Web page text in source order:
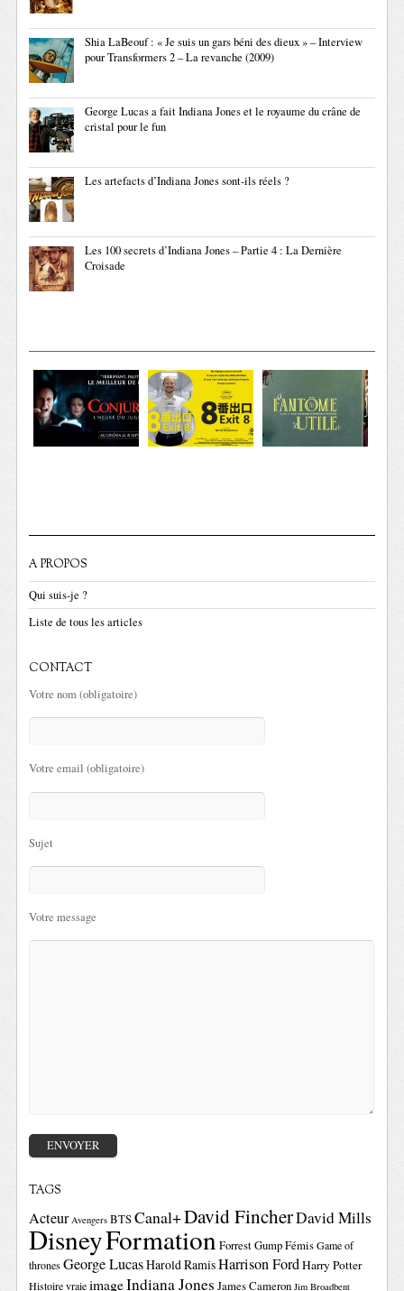
Shia LaBeouf : « Je suis un gars béni des dieux » – Interview
pour Transformers 2 – La revanche (2009)
George Lucas a fait Indiana Jones et le royaume du crâne de
cristal pour le fun
Les artefacts d’Indiana Jones sont-ils réels ?
Les 100 secrets d’Indiana Jones – Partie 4 : La Dernière
Croisade
A PROPOS
Qui suis-je ?
Liste de tous les articles
CONTACT
Votre nom (obligatoire)
Votre email (obligatoire)
Sujet
Votre message
TAGS
Acteur Avengers BTSCanal+David FincherDavid Mills
DisneyFormationForrest GumpFémis Game of
thrones George LucasHarold RamisHarrison FordHarry Potter
Histoire vraie imageIndiana Jones James Cameron Jim Broadbent